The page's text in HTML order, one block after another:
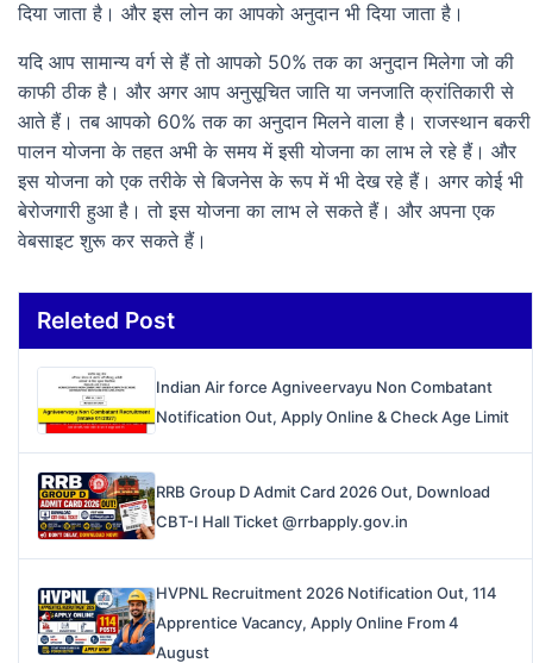
दिया जाता है। और इस लोन का आपको अनुदान भी दिया जाता है।
यदि आप सामान्य वर्ग से हैं तो आपको 50% तक का अनुदान मिलेगा जो की
काफी ठीक है। और अगर आप अनुसूचित जाति या जनजाति क्रांतिकारी से
आते हैं। तब आपको 60% तक का अनुदान मिलने वाला है। राजस्थान बकरी
पालन योजना के तहत अभी के समय में इसी योजना का लाभ ले रहे हैं। और
इस योजना को एक तरीके से बिजनेस के रूप में भी देख रहे हैं। अगर कोई भी
बेरोजगारी हुआ है। तो इस योजना का लाभ ले सकते हैं। और अपना एक
वेबसाइट शुरू कर सकते हैं।
Releted Post
Indian Air force Agniveervayu Non Combatant
Notification Out, Apply Online & Check Age Limit
RRB Group D Admit Card 2026 Out, Download
CBT-I Hall Ticket @rrbapply.gov.in
HVPNL Recruitment 2026 Notification Out, 114
Apprentice Vacancy, Apply Online From 4
August